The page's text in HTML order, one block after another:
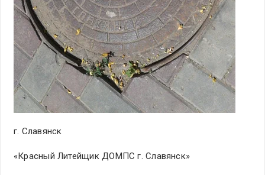
г. Славянск
«Красный Литейщик ДОМПС г. Славянск»